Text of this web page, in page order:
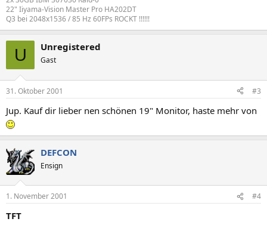
22" Iiyama-Vision Master Pro HA202DT
Q3 bei 2048x1536 / 85 Hz 60FPs ROCKT !!!!!!
U Unregistered
Gast
31. Oktober 2001 #3
Jup. Kauf dir lieber nen schönen 19" Monitor, haste mehr von
DEFCON
Ensign
1. November 2001 #4
TFT